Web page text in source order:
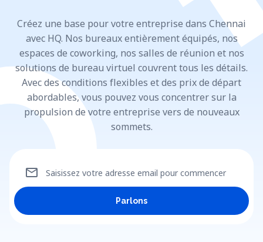
Créez une base pour votre entreprise dans Chennai
avec HQ. Nos bureaux entièrement équipés, nos
espaces de coworking, nos salles de réunion et nos
solutions de bureau virtuel couvrent tous les détails.
Avec des conditions flexibles et des prix de départ
abordables, vous pouvez vous concentrer sur la
propulsion de votre entreprise vers de nouveaux
sommets.
Saisissez votre adresse email pour commencer
mail
Parlons